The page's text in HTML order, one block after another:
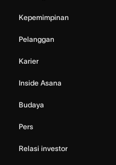
Kepemimpinan
Pelanggan
Karier
Inside Asana
Budaya
Pers
Relasi investor